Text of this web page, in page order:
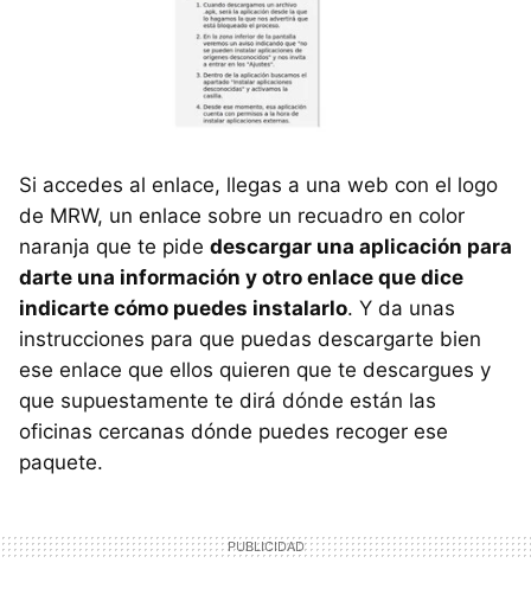
Si accedes al enlace, llegas a una web con el logo
de MRW, un enlace sobre un recuadro en color
naranja que te pide descargar una aplicación para
darte una información y otro enlace que dice
indicarte cómo puedes instalarlo. Y da unas
instrucciones para que puedas descargarte bien
ese enlace que ellos quieren que te descargues y
que supuestamente te dirá dónde están las
oficinas cercanas dónde puedes recoger ese
paquete.